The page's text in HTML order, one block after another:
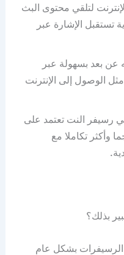
لتلقي محتوى البث
تستقبل الإشارة عبر
عن بعد بسهولة عبر
الوصول إلى الإنترنت
رسيفر النت تعتمد على
وأكثر تكاملا مع
بذلك؟
بشكل عام